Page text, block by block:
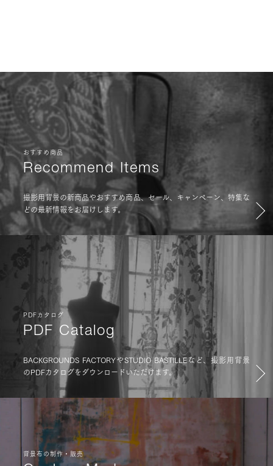
おすすめ商品
Recommend Items
撮影用背景の新商品やおすすめ商品、セール、キャンペーン、特集な
どの最新情報をお届けします。
PDFカタログ
PDF Catalog
BACKGROUNDS FACTORYやSTUDIO BASTILLEなど、撮影用背景
のPDFカタログをダウンロードいただけます。
背景布の制作・販売